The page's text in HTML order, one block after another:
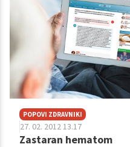
POPOVI ZDRAVNIKI
27. 02. 2012 13.17
Zastaran hematom